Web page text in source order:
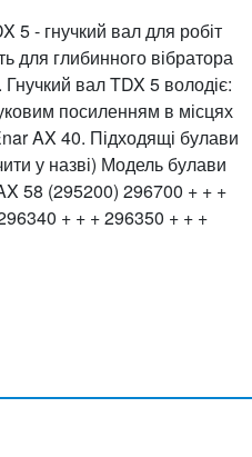
5 - гнучкий вал для робіт
для глибинного вібратора
вал TDX 5 володіє:
посиленням в місцях
AX 40. Підходящі булави
у назві) Модель булави
58 (295200) 296700 + + +
+ + + 296350 + + +